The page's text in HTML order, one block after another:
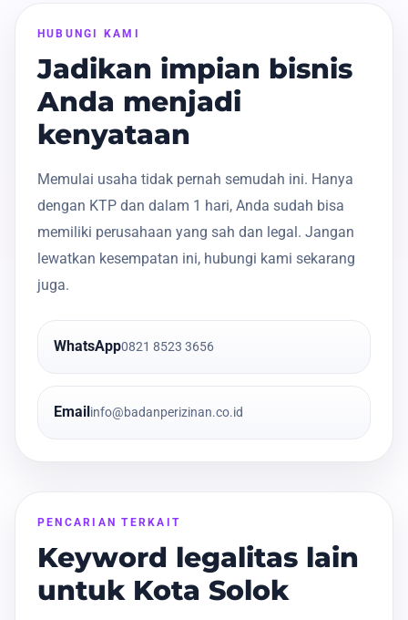
HUBUNGI KAMI
Jadikan impian bisnis
Anda menjadi
kenyataan
Memulai usaha tidak pernah semudah ini. Hanya
dengan KTP dan dalam 1 hari, Anda sudah bisa
memiliki perusahaan yang sah dan legal. Jangan
lewatkan kesempatan ini, hubungi kami sekarang
juga.
WhatsApp0821 8523 3656
Email info@badanperizinan.co.id
PENCARIAN TERKAIT
Keyword legalitas lain
untuk Kota Solok